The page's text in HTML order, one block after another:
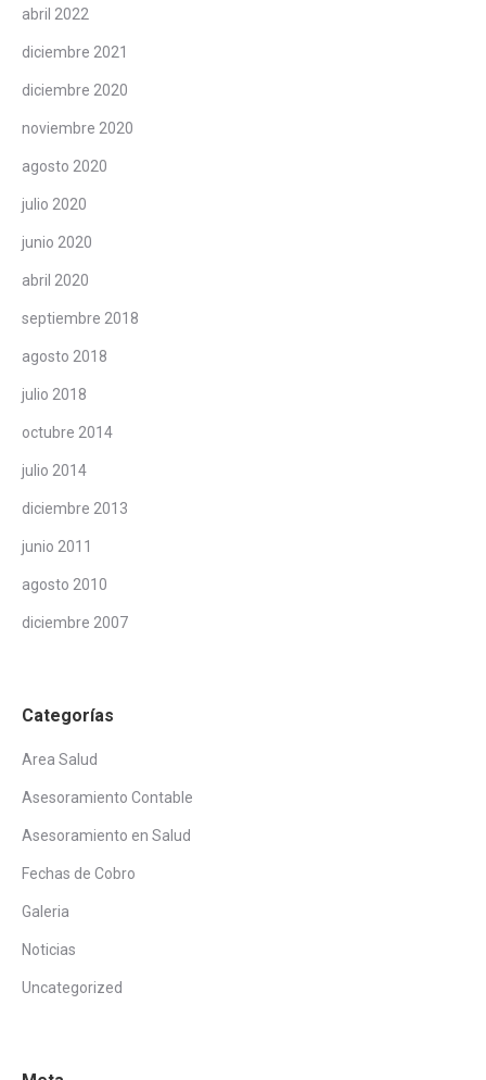
abril 2022
diciembre 2021
diciembre 2020
noviembre 2020
agosto 2020
julio 2020
junio 2020
abril 2020
septiembre 2018
agosto 2018
julio 2018
octubre 2014
julio 2014
diciembre 2013
junio 2011
agosto 2010
diciembre 2007
Categorías
Area Salud
Asesoramiento Contable
Asesoramiento en Salud
Fechas de Cobro
Galeria
Noticias
Uncategorized